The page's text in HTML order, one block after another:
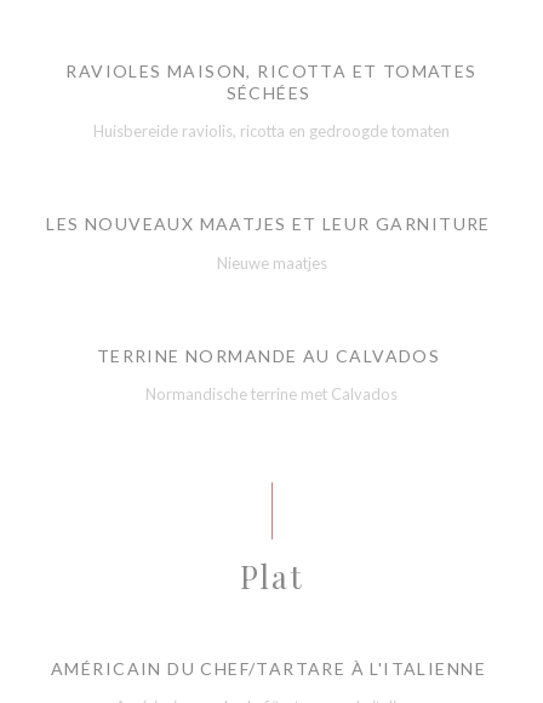
RAVIOLES MAISON, RICOTTA ET TOMATES
SÉCHÉES
Huisbereide raviolis, ricotta en gedroogde tomaten
LES NOUVEAUX MAATJES ET LEUR GARNITURE
Nieuwe maatjes
TERRINE NORMANDE AU CALVADOS
Normandische terrine met Calvados
Plat
AMÉRICAIN DU CHEF/TARTARE À L'ITALIENNE